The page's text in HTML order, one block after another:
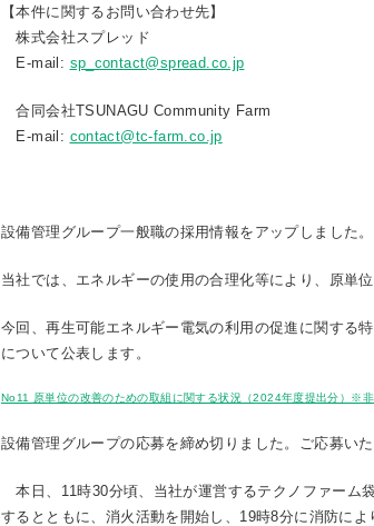
【本件に関するお問い合わせ先】
株式会社スプレッド
E-mail: sp_contact@spread.co.jp
合同会社TSUNAGU Community Farm
E-mail: contact@tc-farm.co.jp
設備管理グループ一般職の採用情報をアップしました
当社では、エネルギーの使用の合理化等により、原単
今回、再生可能エネルギー電気の利用の促進に関する
について公表します。
No11 原単位の改善のための取組に関する状況（2024年度提出分）※
設備管理グループの応募を締め切りました。ご応募い
本日、11時30分頃、当社が運営するテクノファーム
するとともに、消火活動を開始し、19時8分に消防によ